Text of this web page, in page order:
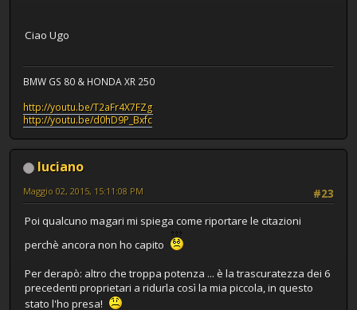
Ciao Ugo
BMW GS 80 & HONDA XR 250
http://youtu.be/T2aFr4X7FZg
http://youtu.be/d0hD9P_Bxfc
luciano
#23
Maggio 02, 2015, 15:11:08 PM
Poi qualcuno magari mi spiega come riportare le citazioni
perchè ancora non ho capito
Per derapò: altro che troppa potenza ... è la trascuratezza dei 6
precedenti proprietari a ridurla così la mia piccola, in questo
stato l'ho presa!